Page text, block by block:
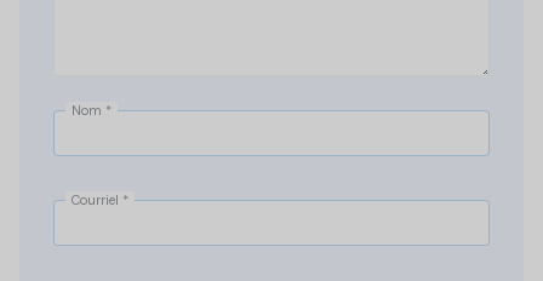
Nom *
Courriel *